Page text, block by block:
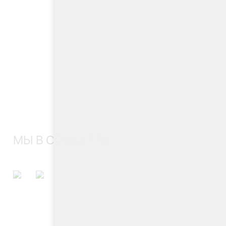
МЫ В СОЦСЕТЯХ